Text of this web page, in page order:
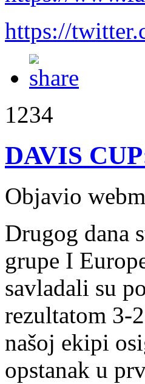
https://
1234
DAVIS
Objavio
Drugog dana
grupe I
savladali su
rezultatom 3-
našoj ekipi
opstanak u